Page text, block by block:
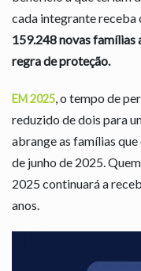
cada integrante receba
159.248 novas famílias
regra de proteção.
EM 2025, o tempo de
reduzido de dois para
abrange as famílias
de junho de 2025.
2025 continuará a
anos.